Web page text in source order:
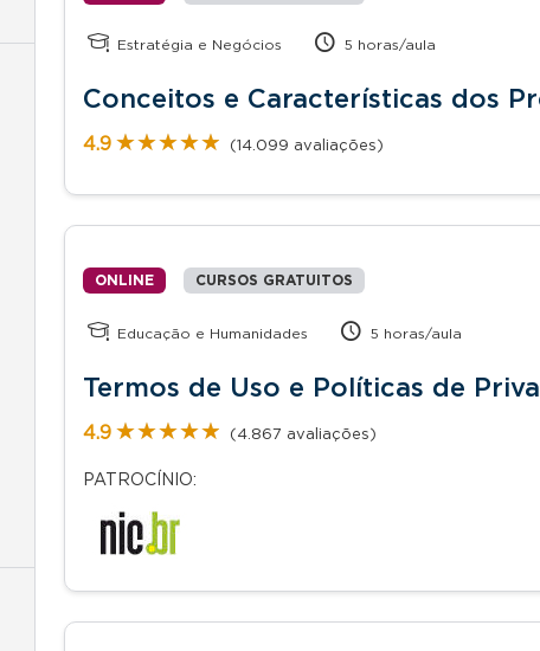
Estratégia e Negócios 5 horas/aula
Conceitos e Características dos
4.9 ★★★★★
★★★★★ (14.099 avaliações)
ONLINE CURSOS GRATUITOS
Educação e Humanidades 5 horas/aula
Termos de Uso e Políticas de
4.9 ★★★★★
★★★★★ (4.867 avaliações)
PATROCÍNIO: